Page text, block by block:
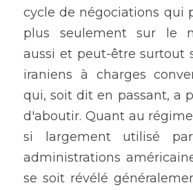
cycle de négociations qui
plus seulement sur le
aussi et peut-être surtout
iraniens à charges
qui, soit dit en passant, a
d'aboutir. Quant au
si largement utilisé
administrations
se soit révélé